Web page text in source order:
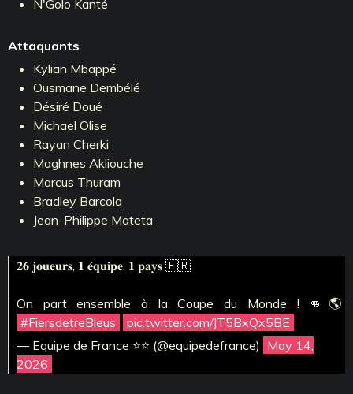
N'Golo Kanté
Attaquants
Kylian Mbappé
Ousmane Dembélé
Désiré Doué
Michael Olise
Rayan Cherki
Maghnes Akliouche
Marcus Thuram
Bradley Barcola
Jean-Philippe Mateta
𝟐𝟔 𝐣𝐨𝐮𝐞𝐮𝐫𝐬, 𝟏 𝐞́𝐪𝐮𝐢𝐩𝐞, 𝟏 𝐩𝐚𝐲𝐬 🇫🇷
On part ensemble à la Coupe du Monde ! 👊🌎
#FiersdetreBleus
pic.twitter.com/JT5BxQx5BE
— Equipe de France ⭐⭐ (@equipedefrance) May 14,
2026